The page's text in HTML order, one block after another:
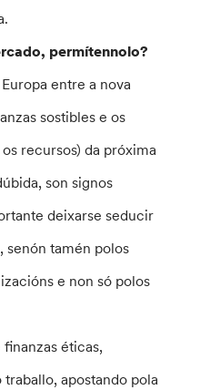
permítennolo?
entre a nova
sostibles e os
recursos) da próxima
son signos
deixarse seducir
senón tamén polos
e non só polos
éticas,
apostando pola